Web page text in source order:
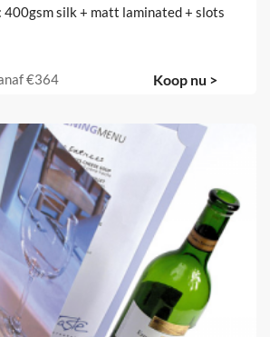
400gsm silk + matt laminated + slots
€364 Koop nu >